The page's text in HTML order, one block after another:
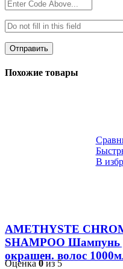
Похожие товары
В
AMETHYSTE
SHAMPOO Шампунь
окрашен. волос
Оценка0из 5